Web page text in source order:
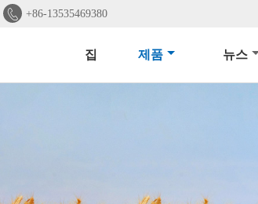
 +86-13535469380
집 제품 뉴스